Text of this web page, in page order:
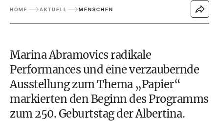
HOME AKTUELL MENSCHEN
Marina Abramovics radikale
Performances und eine verzaubernde
Ausstellung zum Thema „Papier“
markierten den Beginn des Programms
zum 250. Geburtstag der Albertina.